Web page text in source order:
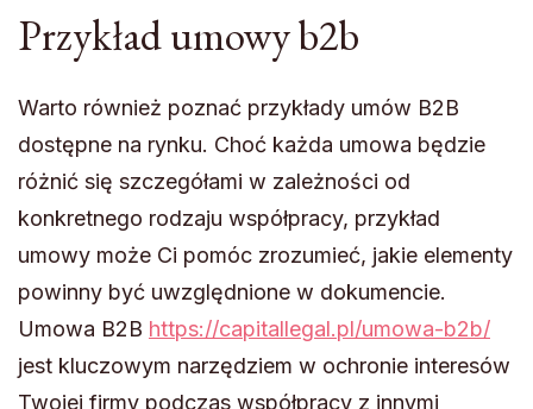
Przykład umowy b2b
Warto również poznać przykłady umów B2B
dostępne na rynku. Choć każda umowa będzie
różnić się szczegółami w zależności od
konkretnego rodzaju współpracy, przykład
umowy może Ci pomóc zrozumieć, jakie elementy
powinny być uwzględnione w dokumencie.
Umowa B2B https://capitallegal.pl/umowa-b2b/
jest kluczowym narzędziem w ochronie interesów
Twojej firmy podczas współpracy z innymi